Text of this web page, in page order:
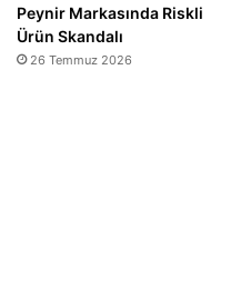
Peynir Markasında Riskli
Ürün Skandalı
26 Temmuz 2026